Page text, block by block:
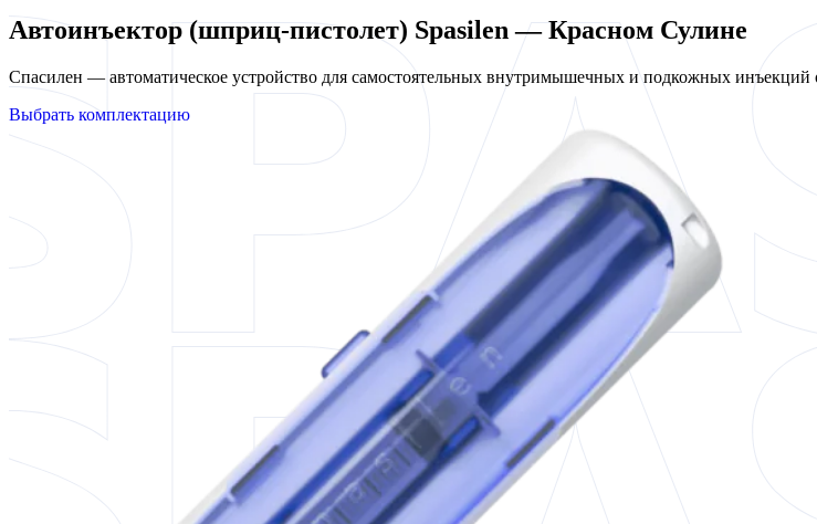
Автоинъектор (шприц-пистолет) Spasilen — Красном Сулине
Спасилен — автоматическое устройство для самостоятельных внутримышечных и подкожных
Выбрать комплектацию